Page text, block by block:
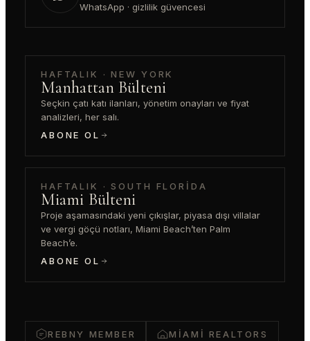
WhatsApp · gizlilik güvencesi
HAFTALIK · NEW YORK
Manhattan Bülteni
Seçkin çatı katı ilanları, yönetim onayları ve fiyat
analizleri, her salı.
ABONE OL
HAFTALIK · SOUTH FLORIDA
Miami Bülteni
Proje aşamasındaki yeni çıkışlar, piyasa dışı villalar
ve vergi göçü notları, Miami Beach’ten Palm
Beach’e.
ABONE OL
REBNY MEMBER MIAMI REALTORS